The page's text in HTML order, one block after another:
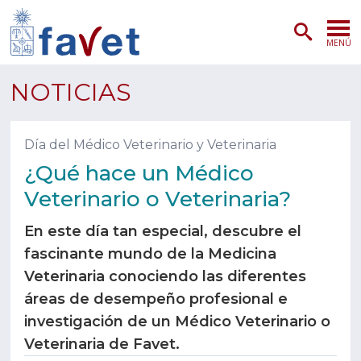
MENÚ
PREGRADO
POSTGRADO
INVESTIGACIÓN
EXTENSIÓN
SERVICIOS VETERINARIOS
FACULTAD
NOTICIAS
Día del Médico Veterinario y Veterinaria
¿Qué hace un Médico
Veterinario o Veterinaria?
En este día tan especial, descubre el
fascinante mundo de la Medicina
Veterinaria conociendo las diferentes
áreas de desempeño profesional e
investigación de un Médico Veterinario o
Veterinaria de Favet.